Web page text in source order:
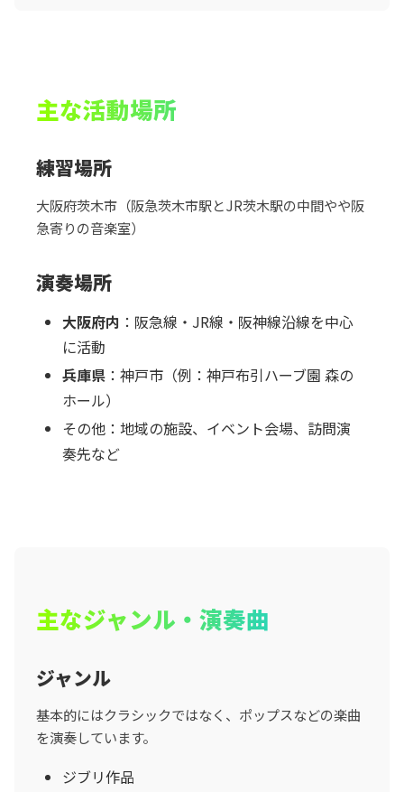
主な活動場所
練習場所
大阪府茨木市（阪急茨木市駅とJR茨木駅の中間やや阪
急寄りの音楽室）
演奏場所
大阪府内 ：阪急線・JR線・阪神線沿線を中心
に活動
兵庫県 ：神戸市（例：神戸布引ハーブ園 森の
ホール）
その他：地域の施設、イベント会場、訪問演
奏先など
主なジャンル・演奏曲
ジャンル
基本的にはクラシックではなく、ポップスなどの楽曲
を演奏しています。
ジブリ作品